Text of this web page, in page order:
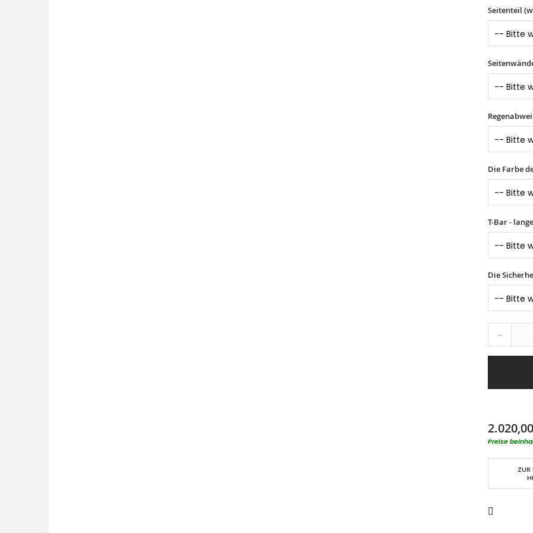
Seitenteil
Die Farbe
T-Bar -
Die
-
Preise
ZUR